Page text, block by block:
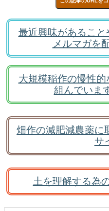
最近興味があるこ
メルマガを
大規模稲作の慢性的
組んでいま
畑作の減肥減農薬に
サ
土を理解する為